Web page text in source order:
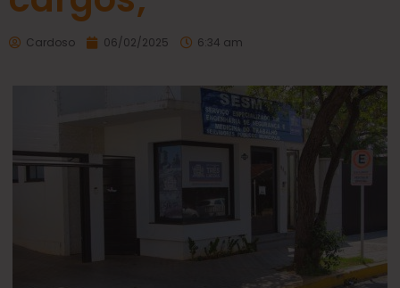
Cardoso 06/02/2025 6:34 am